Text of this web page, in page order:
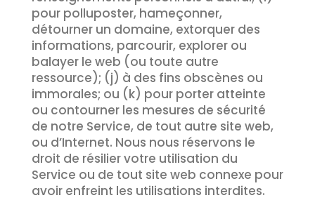
pour polluposter, hameçonner,
détourner un domaine, extorquer des
informations, parcourir, explorer ou
balayer le web (ou toute autre
ressource); (j) à des fins obscènes ou
immorales; ou (k) pour porter atteinte
ou contourner les mesures de sécurité
de notre Service, de tout autre site web,
ou d’Internet. Nous nous réservons le
droit de résilier votre utilisation du
Service ou de tout site web connexe pour
avoir enfreint les utilisations interdites.